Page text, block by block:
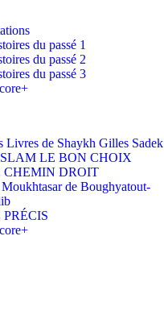
du passé 1
du passé 2
du passé 3
Livres de Shaykh Gilles Sadek
LE BON CHOIX
CHEMIN DROIT
de Boughyatout-
PRÉCIS